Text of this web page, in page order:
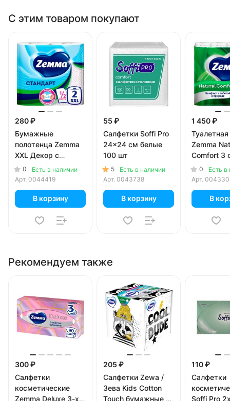
С этим товаром покупают
280 ₽
Бумажные
полотенца Zemma
XXL Декор с
рисунком 2х-
слойные (2 шт)
0
Есть в наличии
Арт. 0044419
В корзину
55 ₽
Салфетки Soffi Pro
24x24 см белые
100 шт
5
Есть в наличии
Арт. 0043738
В корзину
1 450 ₽
Zemma
Comfort 3
шт)
0
Есть в
Арт.
В
Рекомендуем также
300 ₽
Салфетки
косметические
Zemma Deluxe 3-х
205 ₽
Салфетки Zewa /
Зева Kids Cotton
Touch бумажные с
110 ₽
Салфетки
Soffi Pro